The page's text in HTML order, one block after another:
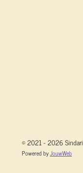
© 2021 - 2026
Powered byJouwWeb